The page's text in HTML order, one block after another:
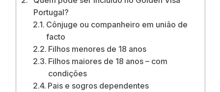
Portugal?
Cônjuge ou companheiro em união de
facto
Filhos menores de 18 anos
Filhos maiores de 18 anos – com
condições
Pais e sogros dependentes